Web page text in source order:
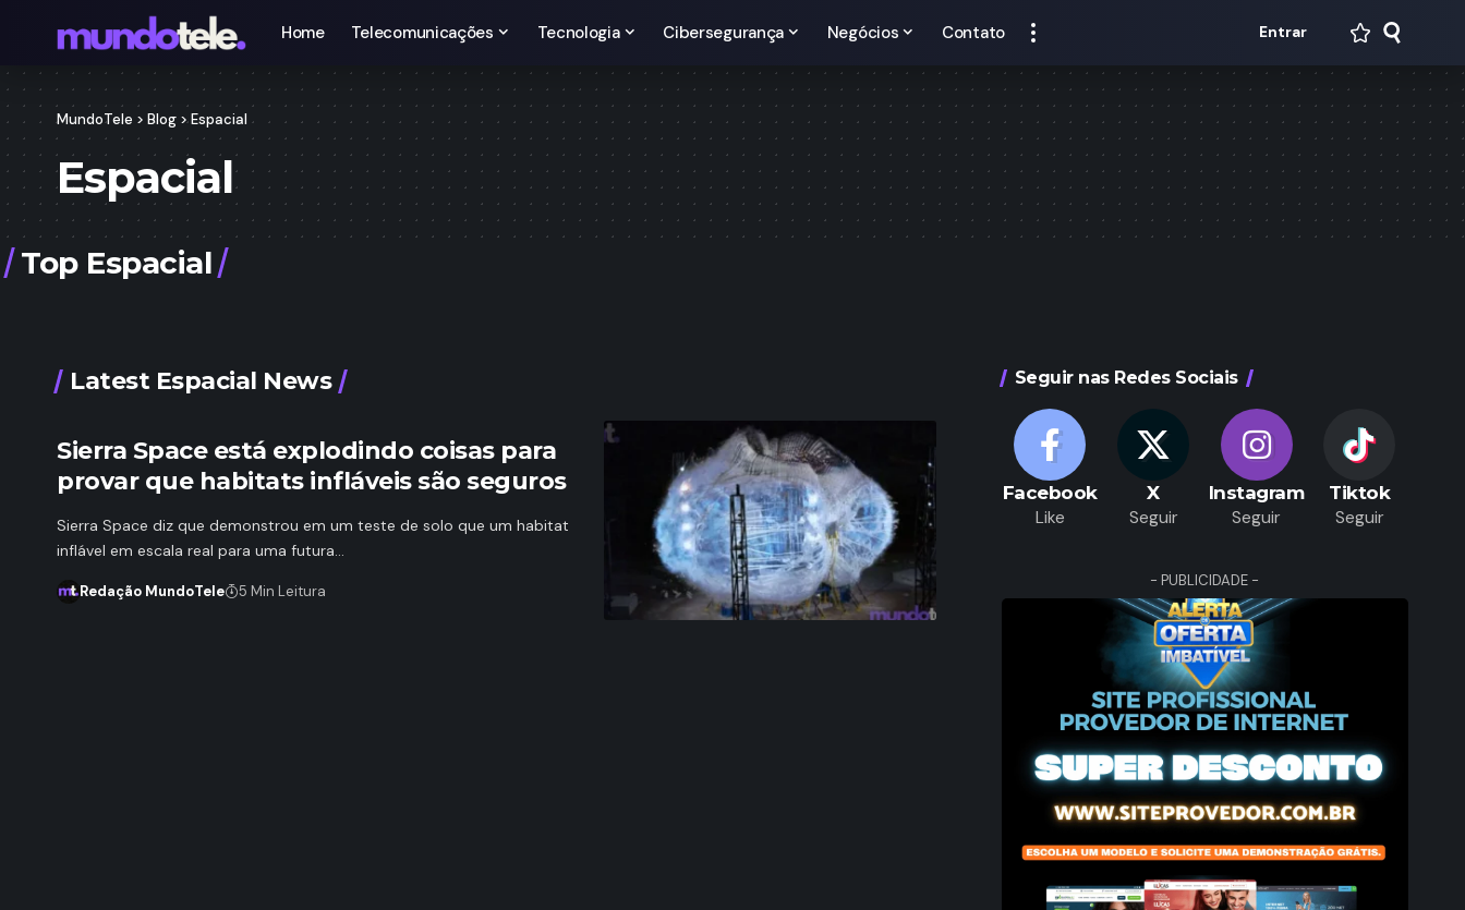
Home Telecomunicações Tecnologia Cibersegurança Negócios Contato Entrar
MundoTele > Blog >Espacial
Espacial
Top Espacial
Latest Espacial News
Sierra Space está explodindo coisas para
provar que habitats infláveis são seguros
Sierra Space diz que demonstrou em um teste de solo que um habitat
inflável em escala real para uma futura…
Redação MundoTele 5 Min Leitura
Seguir nas Redes Sociais
Facebook
Like
X
Seguir
Instagram
Seguir
Tiktok
Seguir
- PUBLICIDADE -